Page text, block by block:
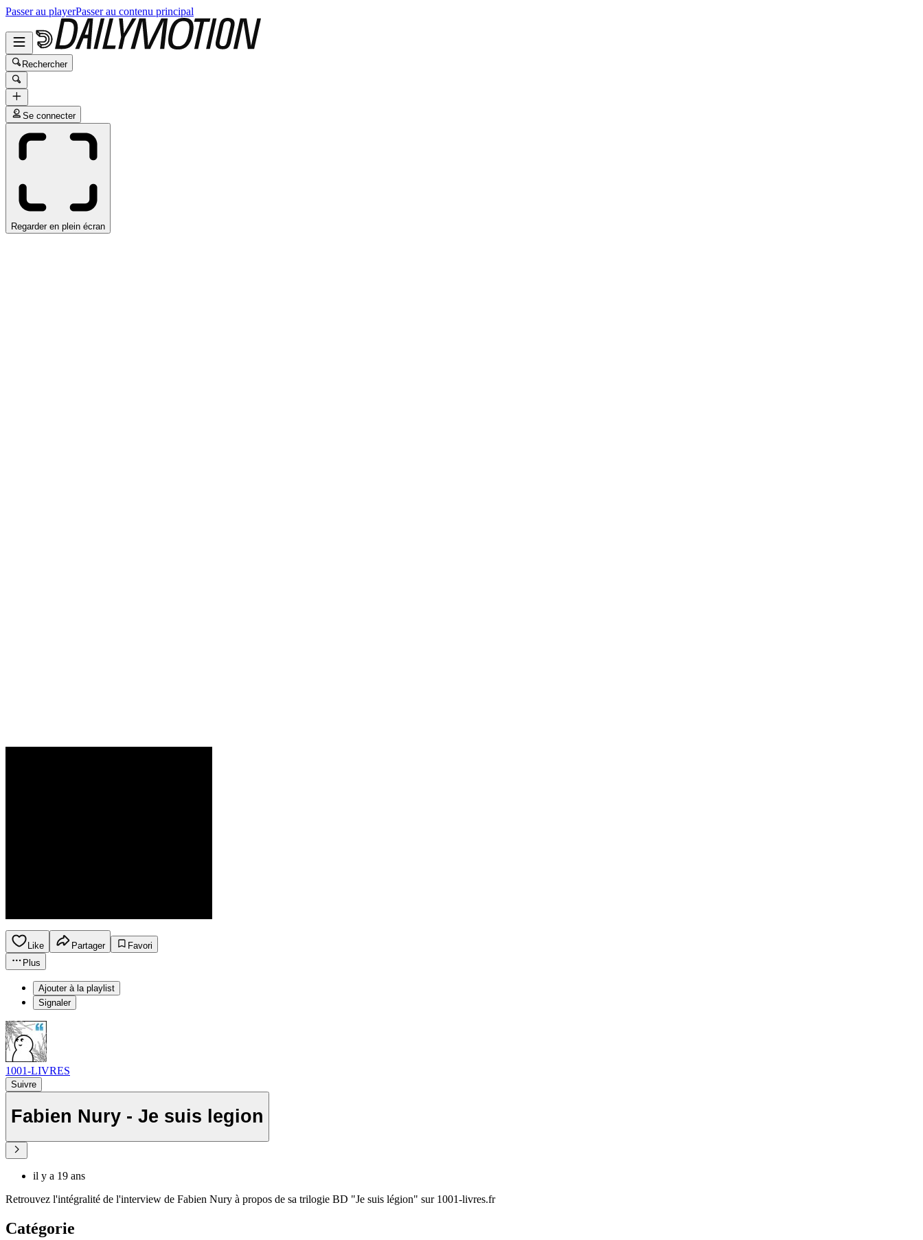
Passer au playerPasser au contenu principal
Rechercher
Se connecter
Regarder en plein écran
Like Partager
Favori
Plus
Ajouter à la playlist
Signaler
1001-LIVRES
Suivre
Fabien Nury - Je suis legion
il y a 19 ans
Retrouvez l'intégralité de l'interview de Fabien Nury à propos de sa trilogie BD "Je suis légion" sur 1001-livres.fr
Catégorie